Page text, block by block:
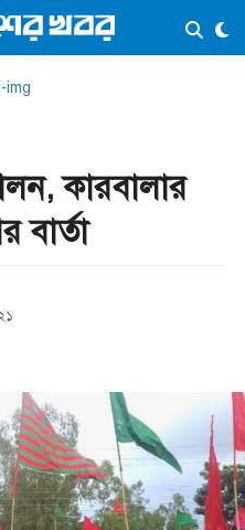
×
কারবালার
বার্তা